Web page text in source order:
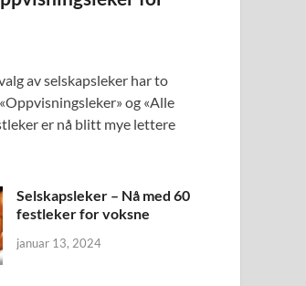
av selskapsleker har to
og «Alle
er nå blitt mye lettere
Selskapsleker – Nå med 60
festleker for voksne
januar 13, 2024